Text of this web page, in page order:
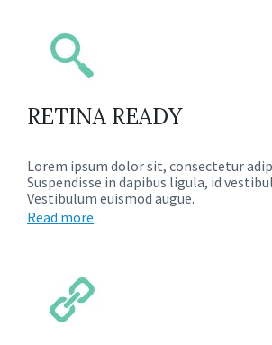
RETINA READY
Lorem ipsum dolor sit, consectetur
Suspendisse in dapibus ligula, id
Vestibulum euismod augue.
Read more